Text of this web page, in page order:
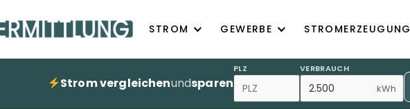
STROM GEWERBE STROMERZEUGUNG
Strom vergleichenundsparen
PLZ VERBRAUCH
kWh